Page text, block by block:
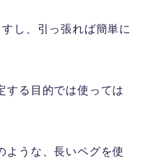
し、引っ張れば簡単に
する目的では使っては
ような、長いペグを使